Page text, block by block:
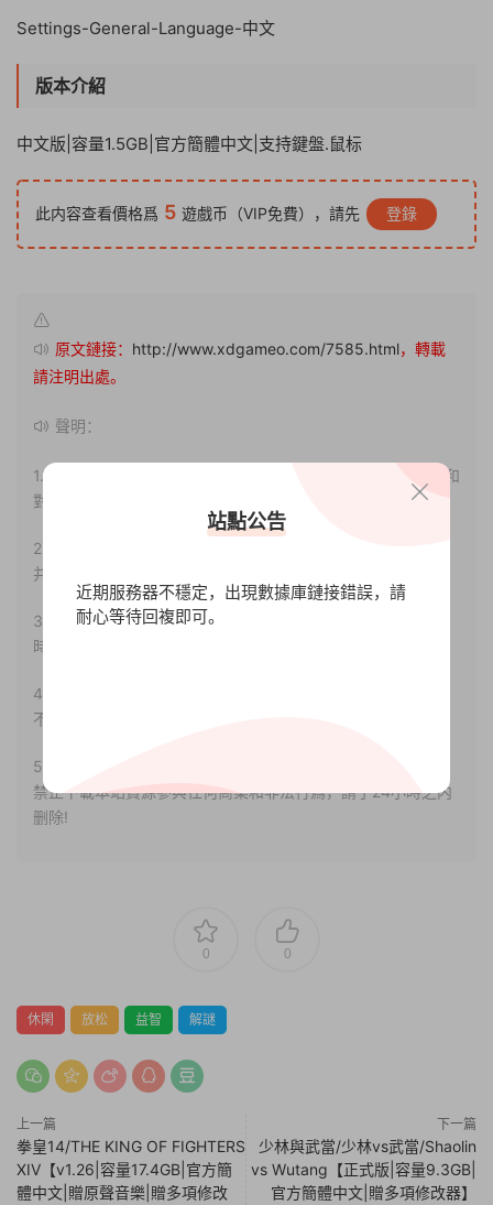
Settings-General-Language-中文
版本介紹
中文版|容量1.5GB|官方簡體中文|支持鍵盤.鼠标
此内容查看價格爲 5 遊戲币（VIP免費），請先 登錄
原文鏈接： http://www.xdgameo.com/7585.html，轉載
請注明出處。
聲明：
1.本站部分内容轉載自其它媒體，但并不代表本站贊同其觀點和
對其真實性負責。
2.若您需要商業運營或用于其他商業活動，請您購買正版授權
并合法使用。
3.如果本站有侵犯、不妥之處的資源，請聯系我們。将會第一
時間解決！
4.本站部分内容均由互聯網收集整理，僅供大家參考、學習，
不存在任何商業目的與商業用途。
5.本站提供的所有資源僅供參考學習使用，版權歸原著所有，
禁止下載本站資源參與任何商業和非法行爲，請于24小時之内
删除!
0 0
休閑 放松 益智 解謎
上一篇
拳皇14/THE KING OF FIGHTERS
XIV【v1.26|容量17.4GB|官方簡
體中文|贈原聲音樂|贈多項修改
下一篇
少林與武當/少林vs武當/Shaolin
vs Wutang【正式版|容量9.3GB|
官方簡體中文|贈多項修改器】
站點公告
近期服務器不穩定，出現數據庫鏈接錯誤，請
耐心等待回複即可。